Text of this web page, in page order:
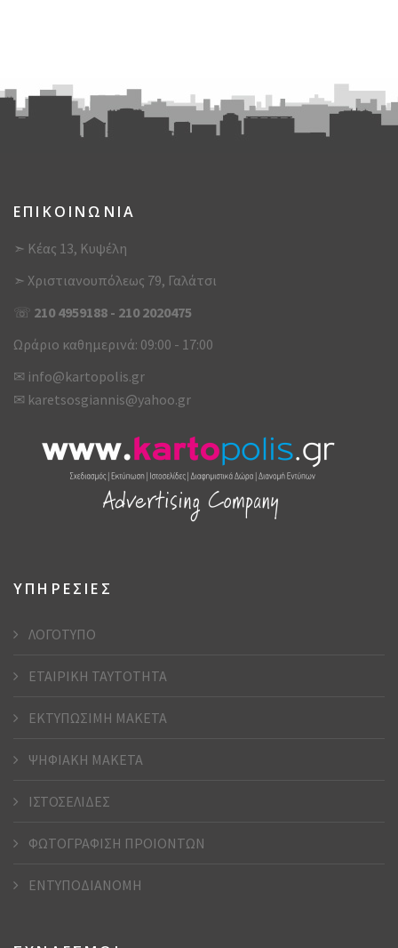
ΕΠΙΚΟΙΝΩΝΙΑ
➣ Κέας 13, Κυψέλη
➣ Χριστιανουπόλεως 79, Γαλάτσι
☏ 210 4959188 - 210 2020475
Ωράριο καθημερινά: 09:00 - 17:00
✉ info@kartopolis.gr
✉ karetsosgiannis@yahoo.gr
ΥΠΗΡΕΣΙΕΣ
ΛΟΓΟΤΥΠΟ
ΕΤΑΙΡΙΚΗ ΤΑΥΤΟΤΗΤΑ
ΕΚΤΥΠΩΣΙΜΗ ΜΑΚΕΤΑ
ΨΗΦΙΑΚΗ ΜΑΚΕΤΑ
ΙΣΤΟΣΕΛΙΔΕΣ
ΦΩΤΟΓΡΑΦΙΣΗ ΠΡΟΙΟΝΤΩΝ
ΕΝΤΥΠΟΔΙΑΝΟΜΗ